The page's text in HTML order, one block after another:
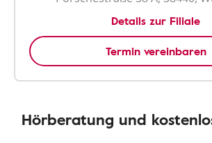
Details zur Filiale
Termin vereinbaren
Hörberatung und